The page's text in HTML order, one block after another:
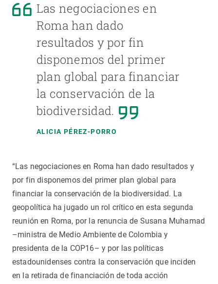
Las negociaciones en
Roma han dado
resultados y por fin
disponemos del primer
plan global para financiar
la conservación de la
biodiversidad.
ALICIA PÉREZ-PORRO
“Las negociaciones en Roma han dado resultados y
por fin disponemos del primer plan global para
financiar la conservación de la biodiversidad. La
geopolítica ha jugado un rol crítico en esta segunda
reunión en Roma, por la renuncia de Susana Muhamad
–ministra de Medio Ambiente de Colombia y
presidenta de la COP16– y por las políticas
estadounidenses contra la conservación que inciden
en la retirada de financiación de toda acción